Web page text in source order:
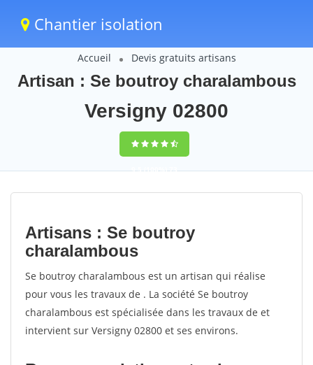
Chantier isolation
Accueil Devis gratuits artisans
Artisan : Se boutroy charalambous
Versigny 02800
9,5(100%)73
votes
Artisans : Se boutroy
charalambous
Se boutroy charalambous est un artisan qui réalise
pour vous les travaux de . La société Se boutroy
charalambous est spécialisée dans les travaux de et
intervient sur Versigny 02800 et ses environs.